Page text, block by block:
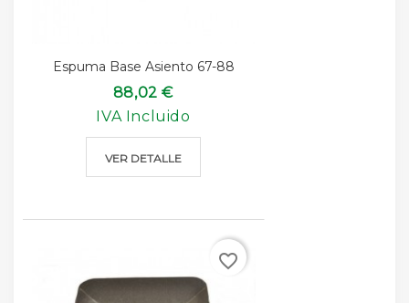
Espuma Base Asiento 67-88
88,02 €
IVA Incluido
VER DETALLE
favorite_border